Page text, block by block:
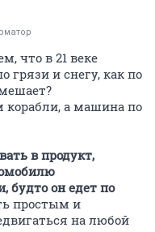
что в 21 веке
грязи и снегу, как по
корабли, а машина по
в продукт,
будто он едет по
простым и
на любой